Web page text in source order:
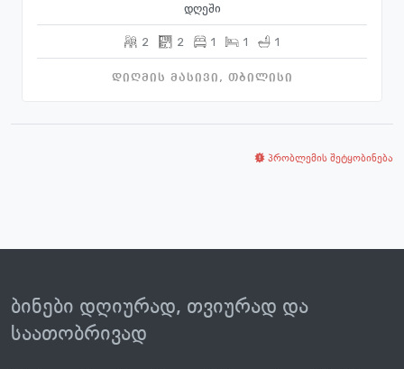
დღეში
2 2 1 1 1
დიღმის მასივი, თბილისი
პრობლემის შეტყობინება
ბინები დღიურად, თვიურად და
საათობრივად